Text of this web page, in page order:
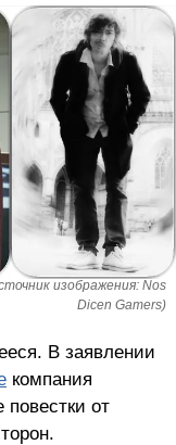
изображения: Nos
Dicen Gamers)
В заявлении
компания
от